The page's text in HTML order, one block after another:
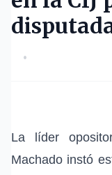
•
La líder
Machado instó